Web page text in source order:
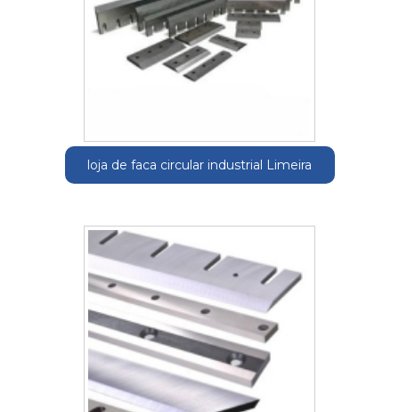
loja de faca circular industrial Limeira